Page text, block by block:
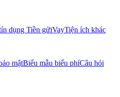
dụng Tiền gửiVayTiện ích khác
mậtBiểu mẫu biểu phíCâu hỏi